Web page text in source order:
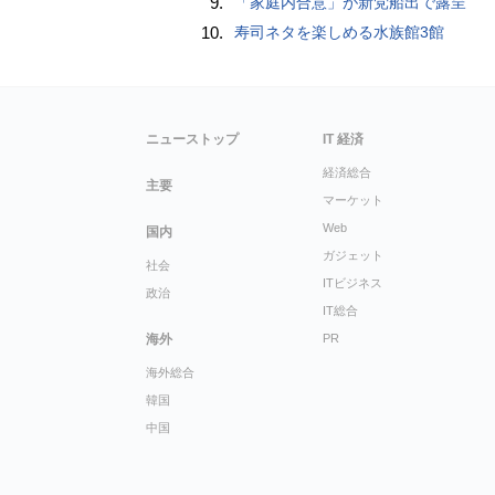
10. 寿司ネタを楽しめる水族館3館
ニューストップ
主要
国内
社会
政治
海外
海外総合
韓国
中国
IT 経済
経済総合
マーケット
Web
ガジェット
ITビジネス
IT総合
PR